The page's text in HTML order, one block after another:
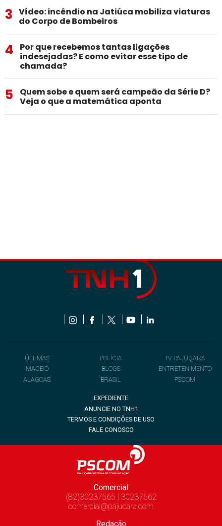
3
Vídeo: incêndio na Jatiúca mobiliza viaturas
do Corpo de Bombeiros
4
Por que recebemos tantas ligações
indesejadas? E como evitar esse tipo de
chamada?
5
Quem sobe e quem será campeão da Série D?
Veja o que a matemática aponta
ÚLTIMAS
MACEIÓ
ALAGOAS
POLÍCIA
BLOGS
BRASIL
TV PAJUÇARA
ENTRETENIMENTO
PSCOM
EXPEDIENTE
ANUNCIE NO TNH1
TERMOS E CONDIÇÕES DE USO
FALE CONOSCO
Comercial
(82)30237565 | 30237562
comercial@pajucara.com
Redação